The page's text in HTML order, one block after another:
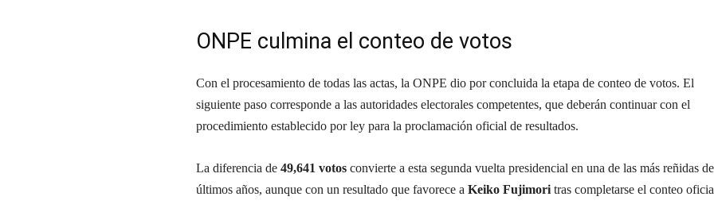
ONPE culmina el conteo de votos
Con el procesamiento de todas las actas, la ONPE dio por concluida la etapa de conteo de votos. El
siguiente paso corresponde a las autoridades electorales competentes, que deberán continuar con el
procedimiento establecido por ley para la proclamación oficial de resultados.
La diferencia de 49,641 votos convierte a esta segunda vuelta presidencial en una de las más reñidas
últimos años, aunque con un resultado que favorece a Keiko Fujimori tras completarse el conteo